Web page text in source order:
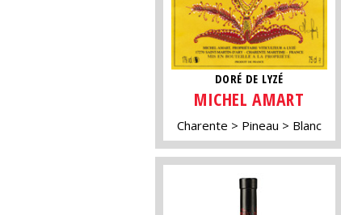
DORÉ DE LYZÉ
MICHEL AMART
Charente Pineau Blanc